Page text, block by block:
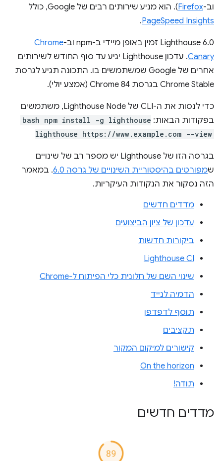
וב-Firefox). הוא מניע שירותים רבים של Google, כולל
PageSpeed Insights
.
Lighthouse 6.0 זמין באופן מיידי ב-npm וב-
Chrome
Canary
. עדכון Lighthouse יגיע עד סוף החודש לשירותים
אחרים של Google שמשתמשים בו. התכונה תגיע לגרסת
Chrome Stable בגרסת Chrome 84 (אמצע יולי).
כדי לנסות את ה-CLI של Lighthouse Node, משתמשים
בפקודות הבאות: bash npm install -g lighthouse
lighthouse https://www.example.com --view
בגרסה הזו של Lighthouse יש מספר רב של שינויים
שמפורטים בהיסטוריית השינויים של גרסה 6.0
. במאמר
הזה נסקור את הנקודות העיקריות.
מדדים חדשים
עדכון של ציון הביצועים
ביקורות חדשות
Lighthouse CI
שינוי השם של חלונית כלי הפיתוח ל-Chrome
הדמיה לנייד
תוסף לדפדפן
תקציבים
קישורים למיקום המקור
On the horizon
תודה!
מדדים חדשים